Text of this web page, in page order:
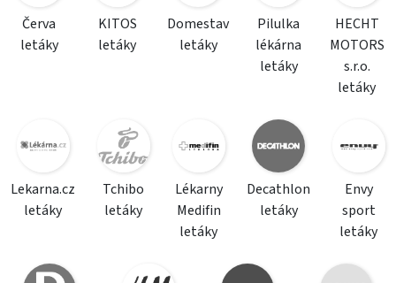
Červa
letáky
KITOS
letáky
Domestav
letáky
Pilulka
lékárna
letáky
HECHT
MOTORS
s.r.o.
letáky
Lekarna.cz
letáky
Tchibo
letáky
Lékarny
Medifin
letáky
Decathlon
letáky
Envy
sport
letáky